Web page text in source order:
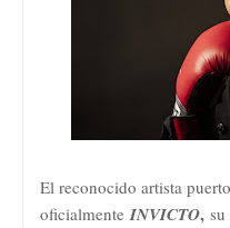
El reconocido artista
oficialmenteINVICTO,